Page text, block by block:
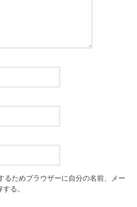
るためブラウザーに自分の名前、メー
る。